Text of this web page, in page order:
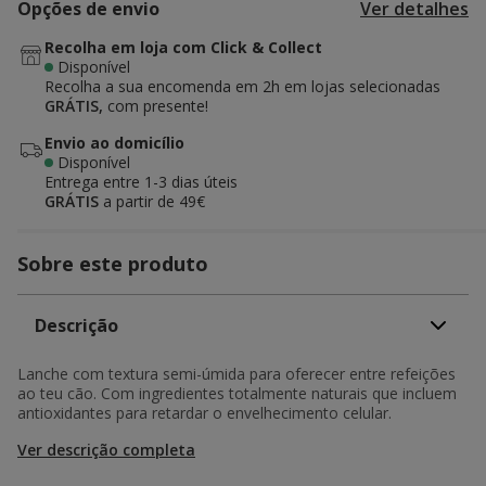
Opções de envio Ver detalhes
Recolha em loja com Click & Collect
Disponível
Recolha a sua encomenda em 2h em lojas selecionadas
GRÁTIS, com presente!
Envio ao domicílio
Disponível
Entrega entre 1-3 dias úteis
GRÁTIS a partir de 49€
Sobre este produto
Descrição
Lanche com textura semi-úmida para oferecer entre refeições
ao teu cão. Com ingredientes totalmente naturais que incluem
antioxidantes para retardar o envelhecimento celular.
Ver descrição completa